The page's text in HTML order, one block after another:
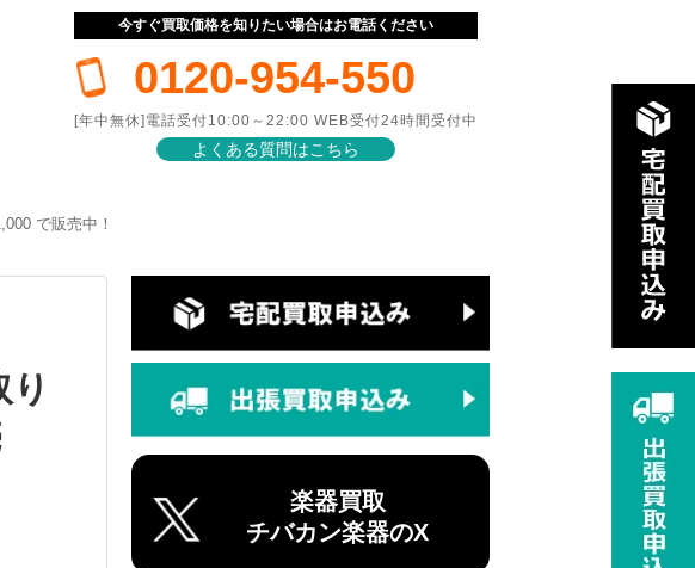
今すぐ買取価格を知りたい場合はお電話ください
0120-954-550
[年中無休]電話受付10:00～22:00 WEB受付24時間受付中
よくある質問はこちら
で販売中！
楽器買取
チバカン楽器のX